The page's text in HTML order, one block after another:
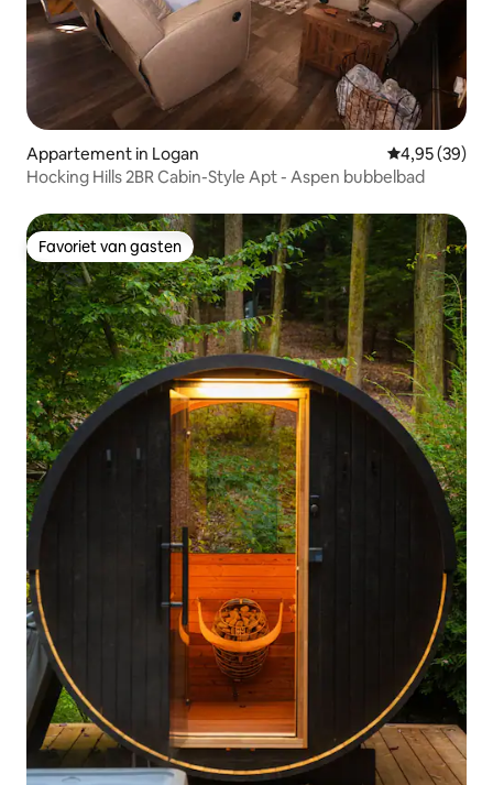
Appartement in Logan Gemiddelde
4,95 (39)
Hocking Hills 2BR Cabin-Style Apt - Aspen bubbelbad
Favoriet van gasten
Favoriet van gasten